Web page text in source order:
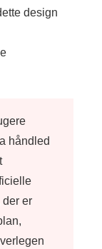
design
håndled
der er